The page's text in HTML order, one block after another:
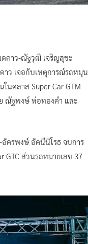
ดคาว-ณัฐวุฒิ เจริญสุขะ
าว เจอกับเหตุการณ์รถหมุน
คลาส Super Car GTM
ณัฐพงษ์ ห่อทองคำ และ
-อัครพงษ์ อัคนีนิโรธ จบการ
GTC ส่วนรถหมายเลข 37